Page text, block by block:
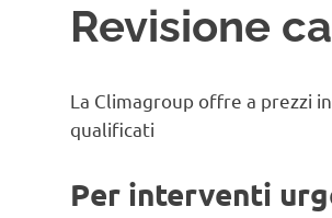
Revisione
La Climagroup offre a prezzi
qualificati
Per interventi